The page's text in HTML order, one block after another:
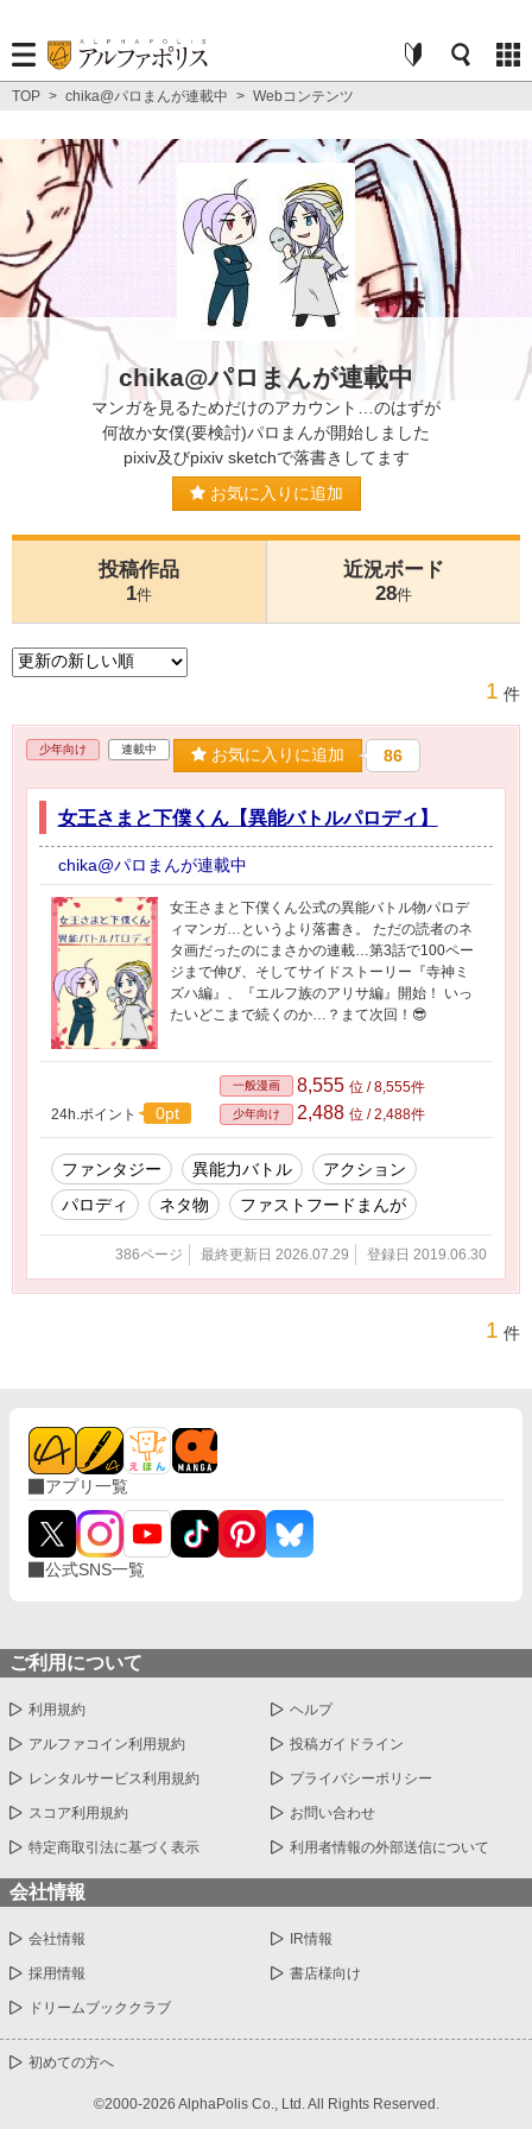
TOP > chika@パロまんが連載中 > Webコンテンツ
chika@パロまんが連載中
マンガを見るためだけのアカウント…のはずが
何故か女僕(要検討)パロまんが開始しました
pixiv及びpixiv sketchで落書きしてます
お気に入りに追加
投稿作品
1件
近況ボード
28件
1 件
少年向け 連載中 お気に入りに追加 86
女王さまと下僕くん【異能バトルパロディ】
chika@パロまんが連載中
女王さまと下僕くん公式の異能バトル物パロデ
ィマンガ…というより落書き。 ただの読者のネ
タ画だったのにまさかの連載…第3話で100ペー
ジまで伸び、そしてサイドストーリー『寺神ミ
ズハ編』、『エルフ族のアリサ編』開始！ いっ
たいどこまで続くのか…？まて次回！😎
24h.ポイント 0pt
一般漫画 8,555 位 / 8,555件
少年向け 2,488 位 / 2,488件
ファンタジー 異能力バトル
アクション
パロディ
ネタ物 ファストフードまんが
386ページ 最終更新日 2026.07.29 登録日 2019.06.30
1 件
アプリ一覧
公式SNS一覧
ご利用について
利用規約 ヘルプ
アルファコイン利用規約 投稿ガイドライン
レンタルサービス利用規約 プライバシーポリシー
スコア利用規約 お問い合わせ
特定商取引法に基づく表示 利用者情報の外部送信について
会社情報
会社情報 IR情報
採用情報 書店様向け
ドリームブッククラブ
初めての方へ
©2000-2026 AlphaPolis Co., Ltd. All Rights Reserved.